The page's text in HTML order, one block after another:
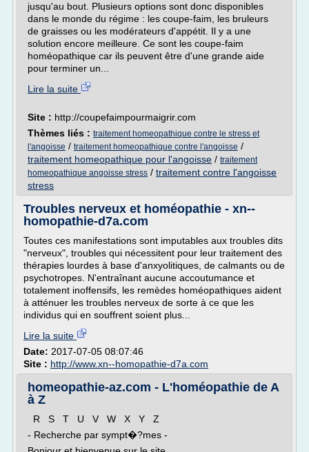
jusqu'au bout. Plusieurs options sont donc disponibles
dans le monde du régime : les coupe-faim, les bruleurs
de graisses ou les modérateurs d'appétit. Il y a une
solution encore meilleure. Ce sont les coupe-faim
homéopathique car ils peuvent être d'une grande aide
pour terminer un...
Lire la suite
Site : http://coupefaimpourmaigrir.com
Thèmes liés : traitement homeopathique contre le stress et
l'angoisse / traitement homeopathique contre l'angoisse /
traitement homeopathique pour l'angoisse / traitement
homeopathique angoisse stress / traitement contre l'angoisse
stress
Troubles nerveux et homéopathie - xn--
homopathie-d7a.com
Toutes ces manifestations sont imputables aux troubles dits
"nerveux", troubles qui nécessitent pour leur traitement des
thérapies lourdes à base d'anxyolitiques, de calmants ou de
psychotropes. N'entraînant aucune accoutumance et
totalement inoffensifs, les remèdes homéopathiques aident
à atténuer les troubles nerveux de sorte à ce que les
individus qui en souffrent soient plus...
Lire la suite
Date: 2017-07-05 08:07:46
Site : http://www.xn--homopathie-d7a.com
homeopathie-az.com - L'homéopathie de A
à Z
R S T U V W X Y Z
- Recherche par sympt�?mes -